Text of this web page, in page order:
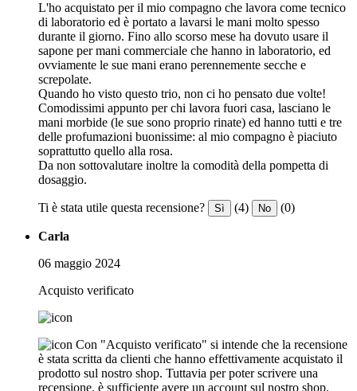
L'ho acquistato per il mio compagno che lavora come tecnico
di laboratorio ed è portato a lavarsi le mani molto spesso
durante il giorno. Fino allo scorso mese ha dovuto usare il
sapone per mani commerciale che hanno in laboratorio, ed
ovviamente le sue mani erano perennemente secche e
screpolate.
Quando ho visto questo trio, non ci ho pensato due volte!
Comodissimi appunto per chi lavora fuori casa, lasciano le
mani morbide (le sue sono proprio rinate) ed hanno tutti e tre
delle profumazioni buonissime: al mio compagno è piaciuto
soprattutto quello alla rosa.
Da non sottovalutare inoltre la comodità della pompetta di
dosaggio.
Ti è stata utile questa recensione? Sì (4) No (0)
Carla
06 maggio 2024
Acquisto verificato
Con "Acquisto verificato" si intende che la recensione
è stata scritta da clienti che hanno effettivamente acquistato il
prodotto sul nostro shop. Tuttavia per poter scrivere una
recensione, è sufficiente avere un account sul nostro shop.